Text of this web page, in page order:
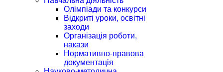
Олімпіади та конкурси
Відкриті уроки, освітні
заходи
Організація роботи,
накази
Нормативно-правова
документація